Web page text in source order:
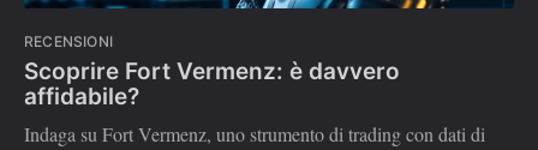
RECENSIONI
Scoprire Fort Vermenz: è davvero
affidabile?
Indaga su Fort Vermenz, uno strumento di trading con dati di